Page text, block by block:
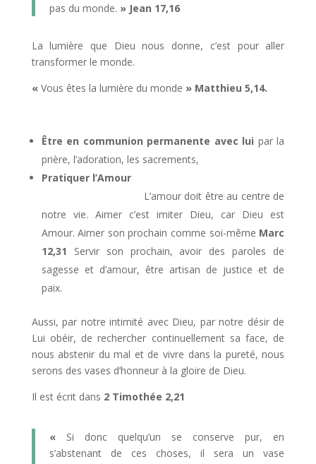
pas du monde. » Jean 17,16
La lumière que Dieu nous donne, c’est pour aller
transformer le monde.
« Vous êtes la lumière du monde » Matthieu 5,14.
Être en communion permanente avec lui par la
prière, l’adoration, les sacrements,
Pratiquer l’Amour
L’amour doit être au centre de
notre vie. Aimer c’est imiter Dieu, car Dieu est
Amour. Aimer son prochain comme soi-même Marc
12,31 Servir son prochain, avoir des paroles de
sagesse et d’amour, être artisan de justice et de
paix.
Aussi, par notre intimité avec Dieu, par notre désir de
Lui obéir, de rechercher continuellement sa face, de
nous abstenir du mal et de vivre dans la pureté, nous
serons des vases d’honneur à la gloire de Dieu.
Il est écrit dans 2 Timothée 2,21
« Si donc quelqu’un se conserve pur, en
s’abstenant de ces choses, il sera un vase